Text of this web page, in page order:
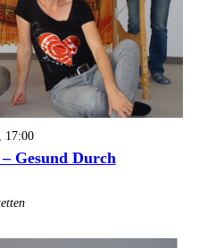
17:00
Gesund Durch